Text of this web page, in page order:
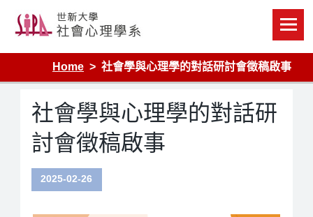
content
Home 社會學與心理學的對話研討會徵稿啟事
社會學與心理學的對話研
討會徵稿啟事
2025-02-26